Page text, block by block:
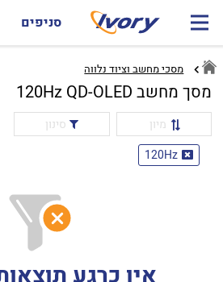
סניפים
מסכי מחשב וציוד נלווה
מסך מחשב 120Hz QD-OLED
מיון
סינון
120Hz